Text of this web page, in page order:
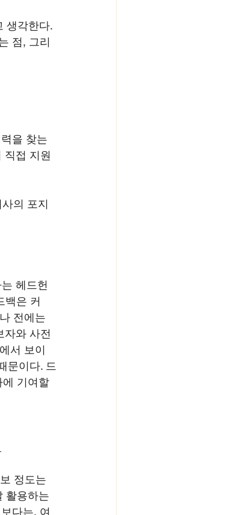
생각한다.
점, 그리
을 찾는
직접 지원
의 포지
헤드헌
백은 커
전에는
자와 사전
서 보이
문이다. 드
기여할
정도는
활용하는
다는, 여